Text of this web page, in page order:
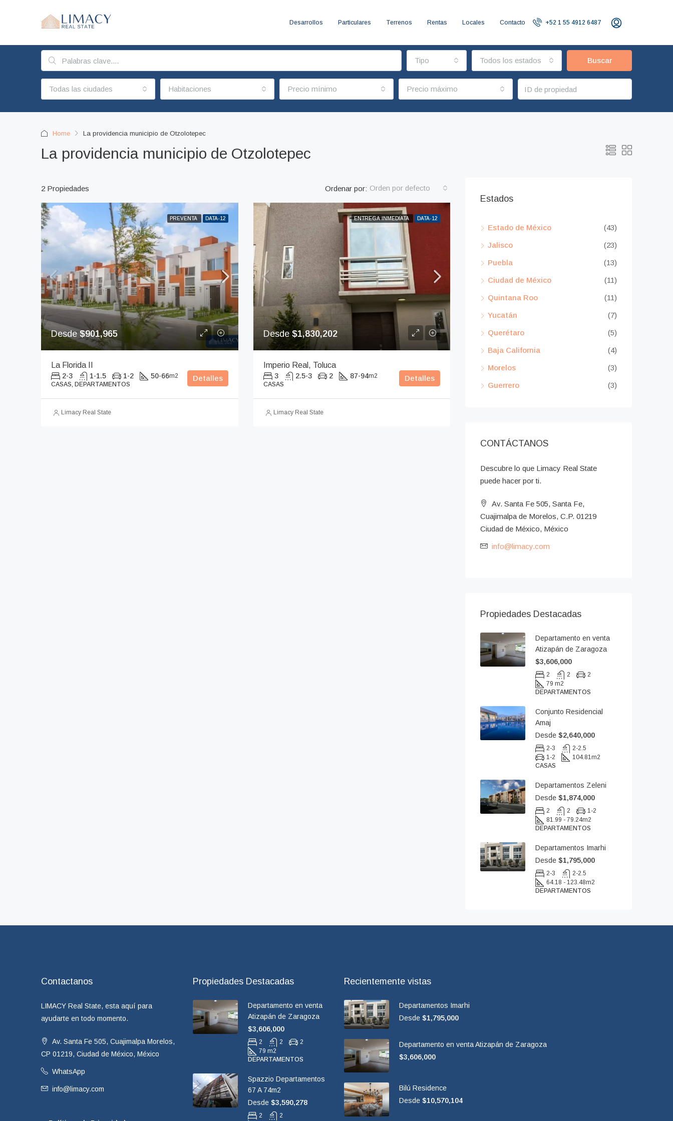
Desarrollos Particulares Terrenos Rentas Locales Contacto +52 1 55 4912 6487
Tipo Todos los estados Buscar
Todas las ciudades Habitaciones Precio mínimo Precio máximo
Home La providencia municipio de Otzolotepec
La providencia municipio de Otzolotepec
2 Propiedades Ordenar por: Orden por defecto
PREVENTA DATA-12
Desde $901,965
La Florida II
2-3 1-1.5 1-2 50-66m2
CASAS, DEPARTAMENTOS
Detalles
Limacy Real State
ENTREGA INMEDIATA DATA-12
Desde $1,830,202
Imperio Real, Toluca
3 2.5-3 2 87-94m2
CASAS
Detalles
Limacy Real State
Estados
Estado de México (43)
Jalisco (23)
Puebla (13)
Ciudad de México (11)
Quintana Roo (11)
Yucatán (7)
Querétaro (5)
Baja California (4)
Morelos (3)
Guerrero (3)
CONTÁCTANOS
Descubre lo que Limacy Real State
puede hacer por ti.
Av. Santa Fe 505, Santa Fe,
Cuajimalpa de Morelos, C.P. 01219
Ciudad de México, México
info@limacy.com
Propiedades Destacadas
Departamento en venta
Atizapán de Zaragoza
$3,606,000
2 2
2
79 m2
DEPARTAMENTOS
Conjunto Residencial
Amaj
Desde $2,640,000
2-3
2-2.5
1-2
104.81m2
CASAS
Departamentos Zeleni
Desde $1,874,000
2 2
1-2
81.99 - 79.24m2
DEPARTAMENTOS
Departamentos Imarhi
Desde $1,795,000
2-3
2-2.5
64.18 - 123.48m2
DEPARTAMENTOS
Contactanos
LIMACY Real State, esta aquí para
ayudarte en todo momento.
Av. Santa Fe 505, Cuajimalpa Morelos,
CP 01219, Ciudad de México, México
WhatsApp
info@limacy.com
Propiedades Destacadas
Departamento en venta
Atizapán de Zaragoza
$3,606,000
2 2
2
79 m2
DEPARTAMENTOS
Spazzio Departamentos
67 A 74m2
Desde $3,590,278
2 2
Recientemente vistas
Departamentos Imarhi
Desde $1,795,000
Departamento en venta Atizapán de Zaragoza
$3,606,000
Bilú Residence
Desde $10,570,104